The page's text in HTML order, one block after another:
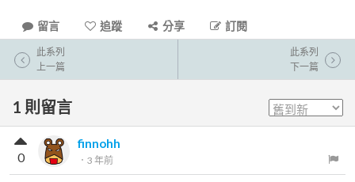
留言 追蹤 分享 訂閱
此系列
上一篇
此系列
下一篇
1 則留言
finnohh
． 3 年前
0